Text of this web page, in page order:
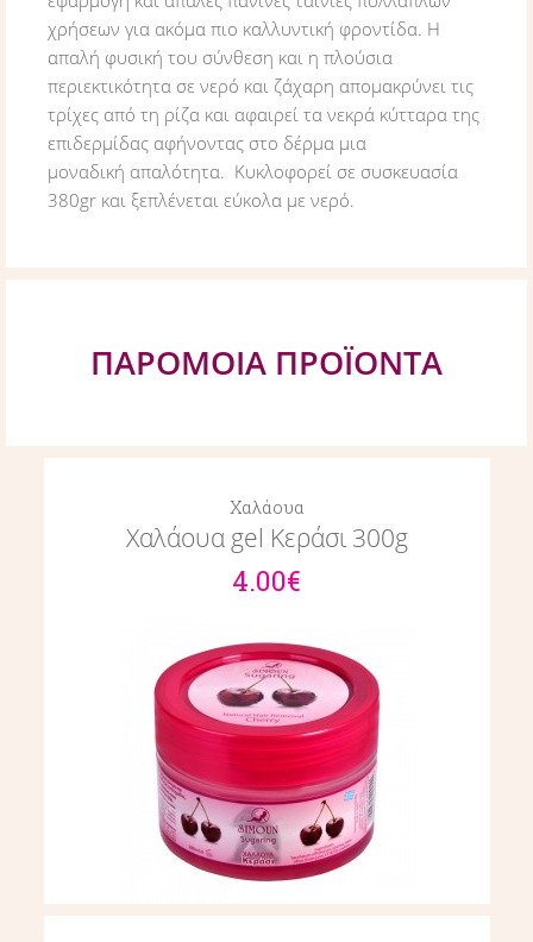
χρήσεων για ακόμα πιο καλλυντική φροντίδα. Η
απαλή φυσική του σύνθεση και η πλούσια
περιεκτικότητα σε νερό και ζάχαρη απομακρύνει τις
τρίχες από τη ρίζα και αφαιρεί τα νεκρά κύτταρα της
επιδερμίδας αφήνοντας στο δέρμα μια
μοναδική απαλότητα. Κυκλοφορεί σε συσκευασία
380gr και ξεπλένεται εύκολα με νερό.
ΠΑΡΟΜΟΙΑ ΠΡΟΪΟΝΤΑ
Χαλάουα
Χαλάουα gel Κεράσι 300g
4.00€